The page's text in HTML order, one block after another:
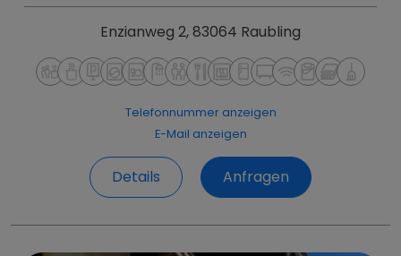
Enzianweg 2, 83064 Raubling
Telefonnummer anzeigen
E-Mail anzeigen
Details Anfragen